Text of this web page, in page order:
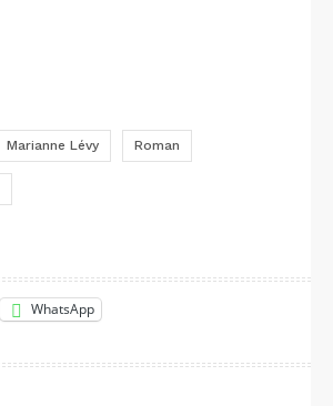
Marianne Lévy Roman
WhatsApp